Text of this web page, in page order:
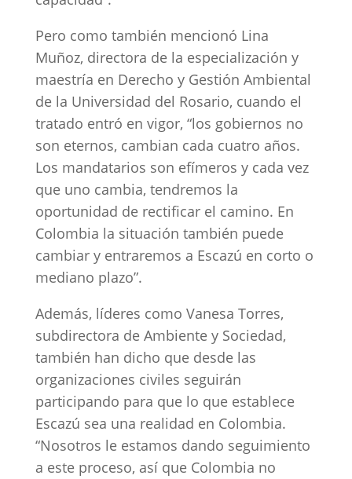
Pero como también mencionó Lina
Muñoz, directora de la especialización y
maestría en Derecho y Gestión Ambiental
de la Universidad del Rosario, cuando el
tratado entró en vigor, “los gobiernos no
son eternos, cambian cada cuatro años.
Los mandatarios son efímeros y cada vez
que uno cambia, tendremos la
oportunidad de rectificar el camino. En
Colombia la situación también puede
cambiar y entraremos a Escazú en corto o
mediano plazo”.
Además, líderes como Vanesa Torres,
subdirectora de Ambiente y Sociedad,
también han dicho que desde las
organizaciones civiles seguirán
participando para que lo que establece
Escazú sea una realidad en Colombia.
“Nosotros le estamos dando seguimiento
a este proceso, así que Colombia no